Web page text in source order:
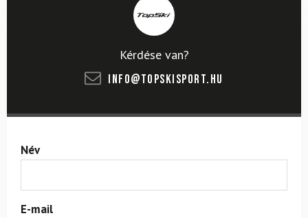
Kérdése van?
info@topskisport.hu
Név
E-mail